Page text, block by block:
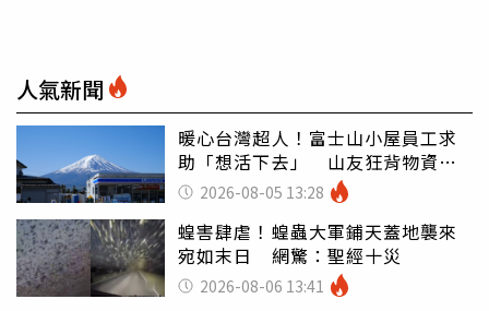
人氣新聞
暖心台灣超人！富士山小屋員工求
助「想活下去」 山友狂背物資上
山：台灣真的是寶島
2026-08-05 13:28
蝗害肆虐！蝗蟲大軍鋪天蓋地襲來
宛如末日 網驚：聖經十災
2026-08-06 13:41